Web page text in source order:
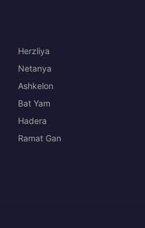
Herzliya
Netanya
Ashkelon
Bat Yam
Hadera
Ramat Gan